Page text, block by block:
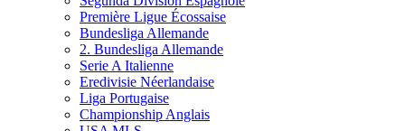
Première Ligue Écossaise
Bundesliga Allemande
2. Bundesliga Allemande
Serie A Italienne
Eredivisie Néerlandaise
Liga Portugaise
Championship Anglais